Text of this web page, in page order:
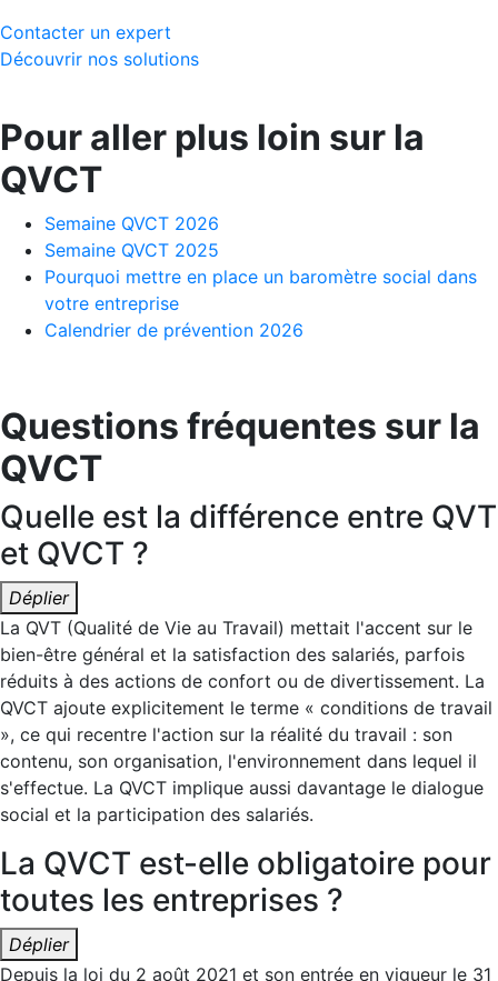
Contacter un expert
Découvrir nos solutions
Pour aller plus loin sur la
QVCT
Semaine QVCT 2026
Semaine QVCT 2025
Pourquoi mettre en place un baromètre social dans
votre entreprise
Calendrier de prévention 2026
Questions fréquentes sur la
QVCT
Quelle est la différence entre QVT
et QVCT ?
Déplier
La QVT (Qualité de Vie au Travail) mettait l'accent sur le
bien-être général et la satisfaction des salariés, parfois
réduits à des actions de confort ou de divertissement. La
QVCT ajoute explicitement le terme « conditions de travail
», ce qui recentre l'action sur la réalité du travail : son
contenu, son organisation, l'environnement dans lequel il
s'effectue. La QVCT implique aussi davantage le dialogue
social et la participation des salariés.
La QVCT est-elle obligatoire pour
toutes les entreprises ?
Déplier
Depuis la loi du 2 août 2021 et son entrée en vigueur le 31